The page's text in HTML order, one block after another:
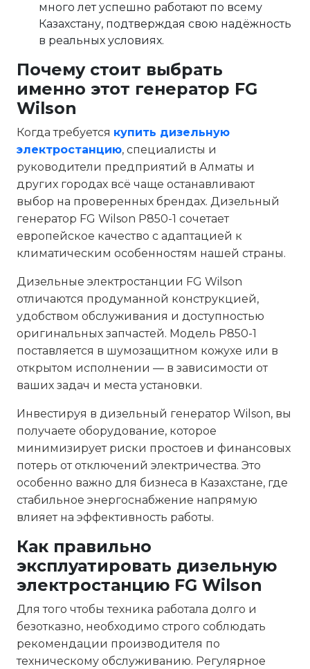
много лет успешно работают по всему
Казахстану, подтверждая свою надёжность
в реальных условиях.
Почему стоит выбрать
именно этот генератор FG
Wilson
Когда требуется купить дизельную
электростанцию, специалисты и
руководители предприятий в Алматы и
других городах всё чаще останавливают
выбор на проверенных брендах. Дизельный
генератор FG Wilson P850-1 сочетает
европейское качество с адаптацией к
климатическим особенностям нашей страны.
Дизельные электростанции FG Wilson
отличаются продуманной конструкцией,
удобством обслуживания и доступностью
оригинальных запчастей. Модель P850-1
поставляется в шумозащитном кожухе или в
открытом исполнении — в зависимости от
ваших задач и места установки.
Инвестируя в дизельный генератор Wilson, вы
получаете оборудование, которое
минимизирует риски простоев и финансовых
потерь от отключений электричества. Это
особенно важно для бизнеса в Казахстане, где
стабильное энергоснабжение напрямую
влияет на эффективность работы.
Как правильно
эксплуатировать дизельную
электростанцию FG Wilson
Для того чтобы техника работала долго и
безотказно, необходимо строго соблюдать
рекомендации производителя по
техническому обслуживанию. Регулярное